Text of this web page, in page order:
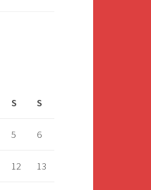
S S
5 6
12 13